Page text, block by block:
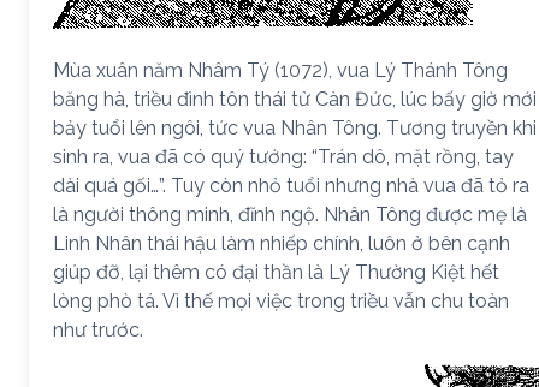
Mùa xuân năm Nhâm Tý (1072), vua Lý Thánh Tông
băng hà, triều đình tôn thái tử Càn Đức, lúc bấy giờ mới
bảy tuổi lên ngôi, tức vua Nhân Tông. Tương truyền khi
sinh ra, vua đã có quý tướng: “Trán dô, mặt rồng, tay
dài quá gối…”. Tuy còn nhỏ tuổi nhưng nhà vua đã tỏ ra
là người thông minh, đĩnh ngộ. Nhân Tông được mẹ là
Linh Nhân thái hậu làm nhiếp chính, luôn ở bên cạnh
giúp đỡ, lại thêm có đại thần là Lý Thường Kiệt hết
lòng phò tá. Vì thế mọi việc trong triều vẫn chu toàn
như trước.